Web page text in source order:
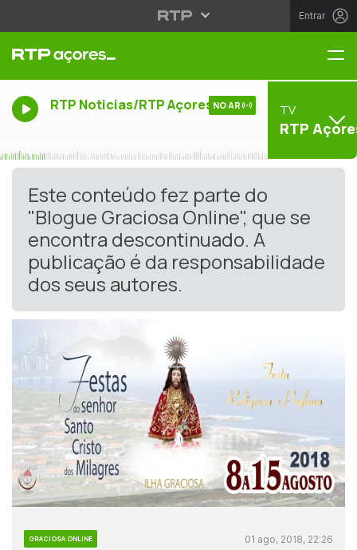
Entrar
RTP Noticias/RTP Açores NO AR TV
RTP
Este conteúdo fez parte do
"Blogue Graciosa Online", que se
encontra descontinuado. A
publicação é da responsabilidade
dos seus autores.
GRACIOSA ONLINE 01 ago, 2018, 22:26